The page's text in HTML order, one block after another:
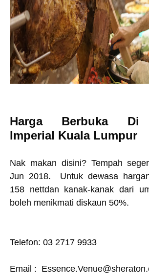
Harga Berbuka Di
Imperial Kuala Lumpur
Nak makan disini? Tempah
Jun 2018. Untuk dewasa
158 nettdan kanak-kanak dari
boleh menikmati diskaun 50%.
Telefon: 03 2717 9933
Email :